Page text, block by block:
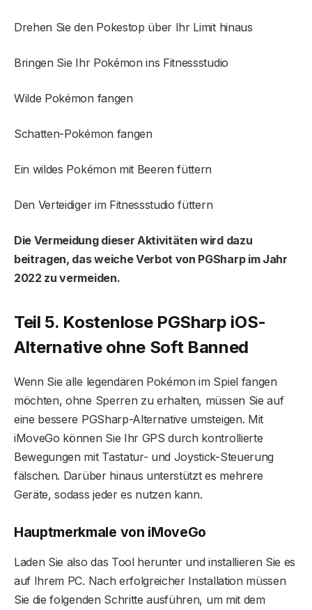
Drehen Sie den Pokestop über Ihr Limit hinaus
Bringen Sie Ihr Pokémon ins Fitnessstudio
Wilde Pokémon fangen
Schatten-Pokémon fangen
Ein wildes Pokémon mit Beeren füttern
Den Verteidiger im Fitnessstudio füttern
Die Vermeidung dieser Aktivitäten wird dazu
beitragen, das weiche Verbot von PGSharp im Jahr
2022 zu vermeiden.
Teil 5. Kostenlose PGSharp iOS-
Alternative ohne Soft Banned
Wenn Sie alle legendären Pokémon im Spiel fangen
möchten, ohne Sperren zu erhalten, müssen Sie auf
eine bessere PGSharp-Alternative umsteigen. Mit
iMoveGo können Sie Ihr GPS durch kontrollierte
Bewegungen mit Tastatur- und Joystick-Steuerung
fälschen. Darüber hinaus unterstützt es mehrere
Geräte, sodass jeder es nutzen kann.
Hauptmerkmale von iMoveGo
Laden Sie also das Tool herunter und installieren Sie es
auf Ihrem PC. Nach erfolgreicher Installation müssen
Sie die folgenden Schritte ausführen, um mit dem